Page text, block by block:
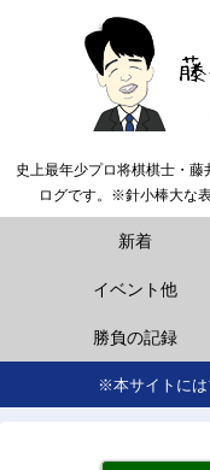
史上最年少プロ将棋棋士・
ログです。※針小棒大な
新着
イベント他
勝負の記録
※本サイトには